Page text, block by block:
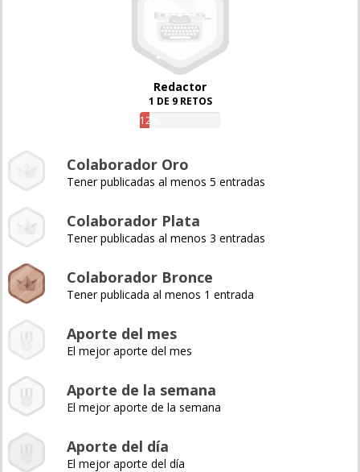
Redactor
1 DE 9 RETOS
12%
Colaborador Oro
Tener publicadas al menos 5 entradas
Colaborador Plata
Tener publicadas al menos 3 entradas
Colaborador Bronce
Tener publicada al menos 1 entrada
Aporte del mes
El mejor aporte del mes
Aporte de la semana
El mejor aporte de la semana
Aporte del día
El mejor aporte del día